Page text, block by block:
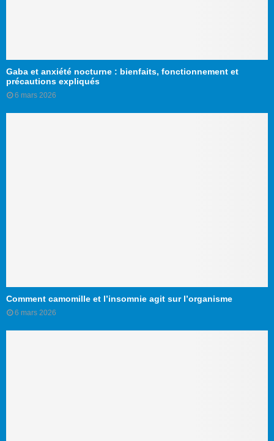
Gaba et anxiété nocturne : bienfaits, fonctionnement et
précautions expliqués
6 mars 2026
Comment camomille et l’insomnie agit sur l’organisme
6 mars 2026